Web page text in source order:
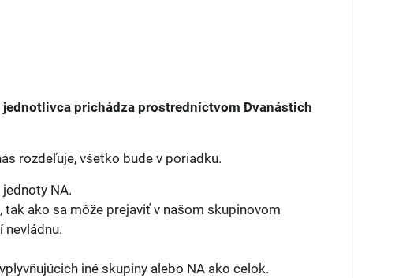
jednotlivca prichádza prostredníctvom Dvanástich
rozdeľuje, všetko bude v poriadku.
NA.
ako sa môže prejaviť v našom skupinovom
nevládnu.
iné skupiny alebo NA ako celok.